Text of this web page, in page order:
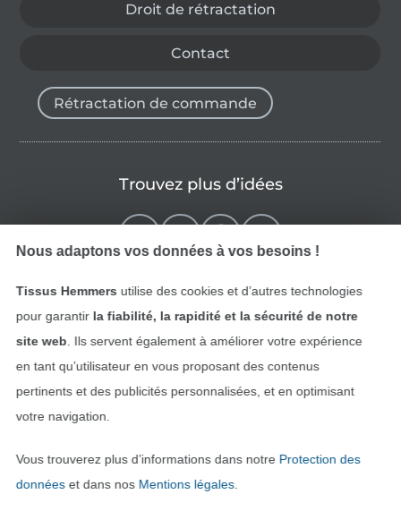
Droit de rétractation
Contact
Rétractation de commande
Trouvez plus d’idées
Deutsch
Nous adaptons vos données à vos besoins !
Tissus Hemmers utilise des cookies et d’autres technologies
pour garantir la fiabilité, la rapidité et la sécurité de notre
site web . Ils servent également à améliorer votre expérience
en tant qu’utilisateur en vous proposant des contenus
pertinents et des publicités personnalisées, et en optimisant
votre navigation.
Vous trouverez plus d’informations dans notre Protection des
donnéeset dans nos Mentions légales.